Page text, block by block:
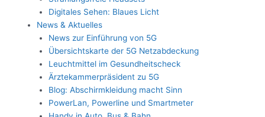
Digitales Sehen: Blaues Licht
News & Aktuelles
News zur Einführung von 5G
Übersichtskarte der 5G Netzabdeckung
Leuchtmittel im Gesundheitscheck
Ärztekammerpräsident zu 5G
Blog: Abschirmkleidung macht Sinn
PowerLan, Powerline und Smartmeter